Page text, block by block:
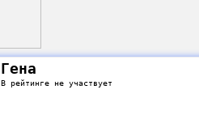
Гена
В рейтинге не участвует